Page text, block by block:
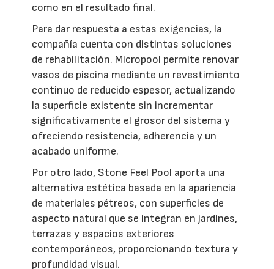
como en el resultado final.
Para dar respuesta a estas exigencias, la
compañía cuenta con distintas soluciones
de rehabilitación. Micropool permite renovar
vasos de piscina mediante un revestimiento
continuo de reducido espesor, actualizando
la superficie existente sin incrementar
significativamente el grosor del sistema y
ofreciendo resistencia, adherencia y un
acabado uniforme.
Por otro lado, Stone Feel Pool aporta una
alternativa estética basada en la apariencia
de materiales pétreos, con superficies de
aspecto natural que se integran en jardines,
terrazas y espacios exteriores
contemporáneos, proporcionando textura y
profundidad visual.